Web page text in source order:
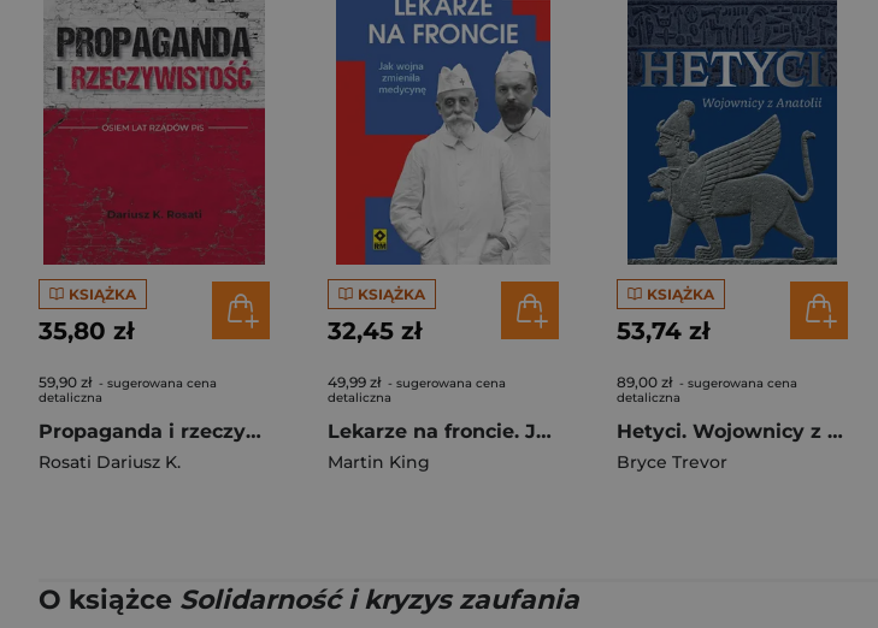
KSIĄŻKA
35,80 zł
59,90 zł - sugerowana cena
detaliczna
Propaganda i rzeczywistość. Osiem lat rządów PiS
Rosati Dariusz K.
KSIĄŻKA
32,45 zł
49,99 zł - sugerowana cena
detaliczna
Lekarze na froncie. Jak działania wojenne zmieniły medycynę wyd. 2026
Martin King
KSIĄŻKA
53,74 zł
89,00 zł - sugerowana cena
detaliczna
Hetyci. Wojownicy z Anatolii
Bryce Trevor
O książce Solidarność i kryzys zaufania